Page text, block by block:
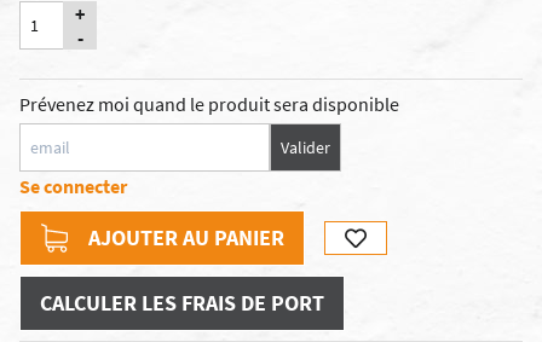
+
-
Prévenez moi quand le produit sera disponible
Valider
Se connecter
AJOUTER AU PANIER
CALCULER LES FRAIS DE PORT